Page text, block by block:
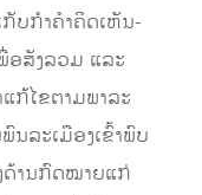
ບກໍາຄໍາຄິດເຫັນ-
ອສັງລວມ ແລະ
ກ້ໄຂຕາມພາລະ
ລະເມືອງເຂົ້າພົບ
ດ້ານກົດໝາຍແກ່